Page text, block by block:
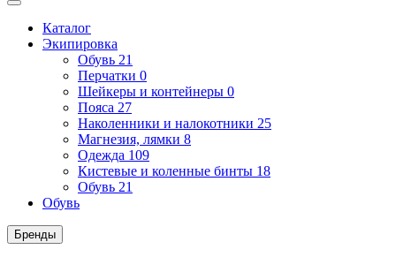
Каталог
Экипировка
Обувь 21
Перчатки 0
Шейкеры и контейнеры 0
Пояса 27
Наколенники и налокотники 25
Магнезия, лямки 8
Одежда 109
Кистевые и коленные бинты 18
Обувь 21
Обувь
Бренды